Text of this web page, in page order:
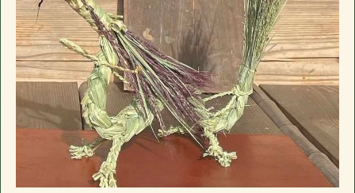
席、小上がり4名×3、禁煙個室6名一室(個室
のみお子様入店可能)。ドリンクメニュー、フ
ードメニューに加え日替わり黒板メニューが
ございます。
営業日時
17:30 - 00:00 月曜定休
駐車場
有
おすすめ
長南町千田の「イザカヤ」です。カウンター7
席、小上がり4名×3、禁煙個室6名一室(個室
のみお子様入店可能)。ドリンクメニュー、フ
ードメニューに加え日替わり黒板メニューが
ございます。